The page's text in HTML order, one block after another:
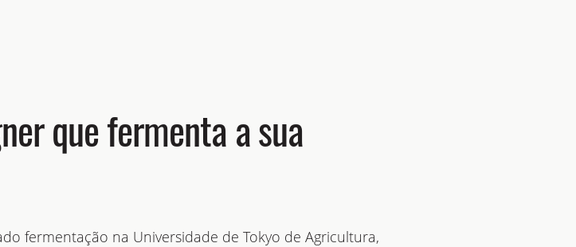
que fermenta a sua
fermentação na Universidade de Tokyo de Agricultura,